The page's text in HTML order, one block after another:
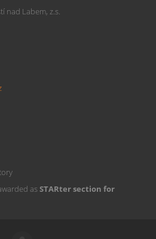
nad Labem, z.s.
asSTARter section for